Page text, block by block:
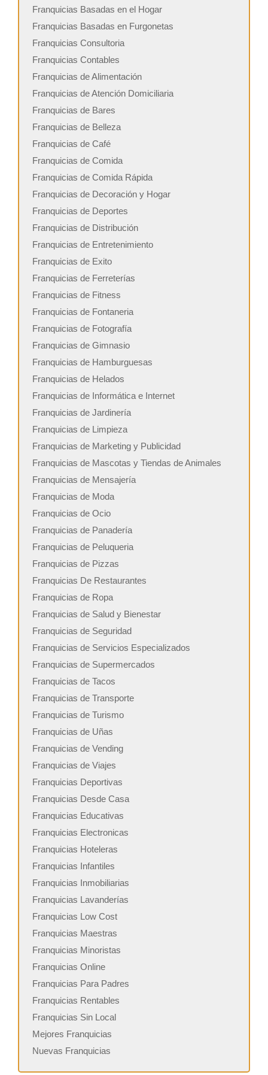
Franquicias Basadas en el Hogar
Franquicias Basadas en Furgonetas
Franquicias Consultoria
Franquicias Contables
Franquicias de Alimentación
Franquicias de Atención Domiciliaria
Franquicias de Bares
Franquicias de Belleza
Franquicias de Café
Franquicias de Comida
Franquicias de Comida Rápida
Franquicias de Decoración y Hogar
Franquicias de Deportes
Franquicias de Distribución
Franquicias de Entretenimiento
Franquicias de Exito
Franquicias de Ferreterías
Franquicias de Fitness
Franquicias de Fontaneria
Franquicias de Fotografía
Franquicias de Gimnasio
Franquicias de Hamburguesas
Franquicias de Helados
Franquicias de Informática e Internet
Franquicias de Jardinería
Franquicias de Limpieza
Franquicias de Marketing y Publicidad
Franquicias de Mascotas y Tiendas de Animales
Franquicias de Mensajería
Franquicias de Moda
Franquicias de Ocio
Franquicias de Panadería
Franquicias de Peluqueria
Franquicias de Pizzas
Franquicias De Restaurantes
Franquicias de Ropa
Franquicias de Salud y Bienestar
Franquicias de Seguridad
Franquicias de Servicios Especializados
Franquicias de Supermercados
Franquicias de Tacos
Franquicias de Transporte
Franquicias de Turismo
Franquicias de Uñas
Franquicias de Vending
Franquicias de Viajes
Franquicias Deportivas
Franquicias Desde Casa
Franquicias Educativas
Franquicias Electronicas
Franquicias Hoteleras
Franquicias Infantiles
Franquicias Inmobiliarias
Franquicias Lavanderías
Franquicias Low Cost
Franquicias Maestras
Franquicias Minoristas
Franquicias Online
Franquicias Para Padres
Franquicias Rentables
Franquicias Sin Local
Mejores Franquicias
Nuevas Franquicias